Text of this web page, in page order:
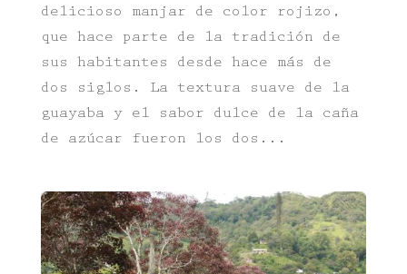
delicioso manjar de color rojizo,
que hace parte de la tradición de
sus habitantes desde hace más de
dos siglos. La textura suave de la
guayaba y el sabor dulce de la caña
de azúcar fueron los dos...